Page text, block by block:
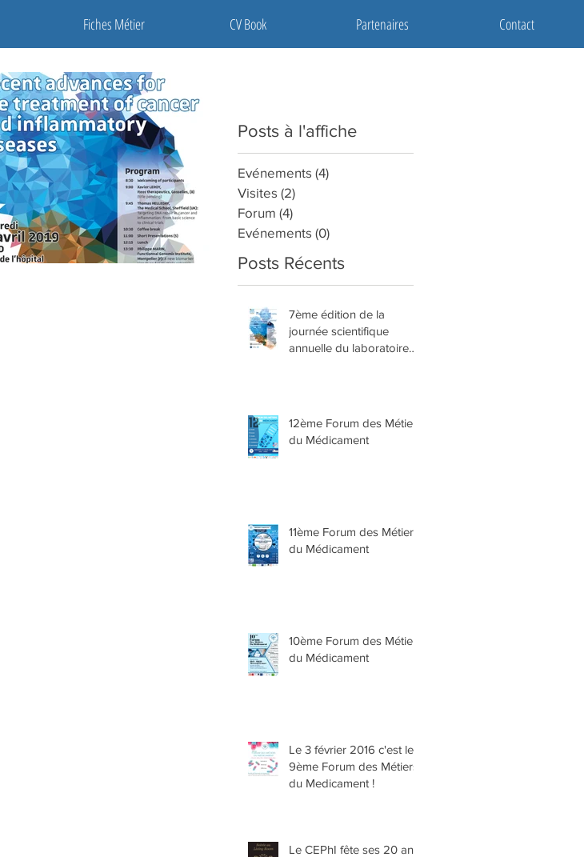
Fiches Métier CV Book Partenaires Contact
Posts à l'affiche
Evénements (4)
Visites (2)
Forum (4)
Evénements (0)
Posts Récents
7ème édition de la
journée scientifique
annuelle du laboratoire
12ème Forum des Métiers
du Médicament
11ème Forum des Métiers
du Médicament
10ème Forum des Métiers
du Médicament
Le 3 février 2016 c'est le
9ème Forum des Métiers
du Medicament !
Le CEPhI fête ses 20 ans